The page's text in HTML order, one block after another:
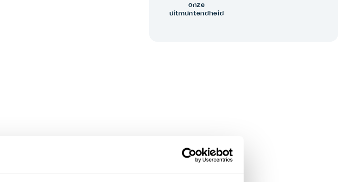
onze
uitmuntendheid